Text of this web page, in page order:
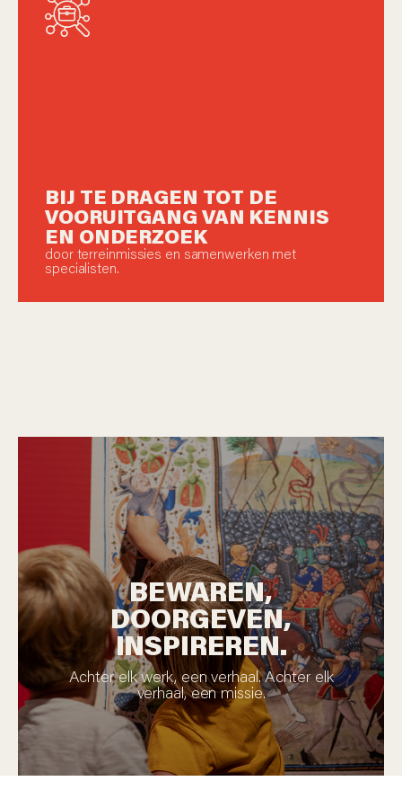
BIJ TE DRAGEN TOT DE
VOORUITGANG VAN KENNIS
EN ONDERZOEK
door terreinmissies en samenwerken met
specialisten.
BEWAREN,
DOORGEVEN,
INSPIREREN.
Achter elk werk, een verhaal. Achter elk
verhaal, een missie.